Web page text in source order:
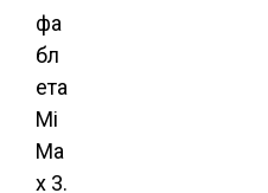
фа
бл
ета
Mi
Ma
x 3.